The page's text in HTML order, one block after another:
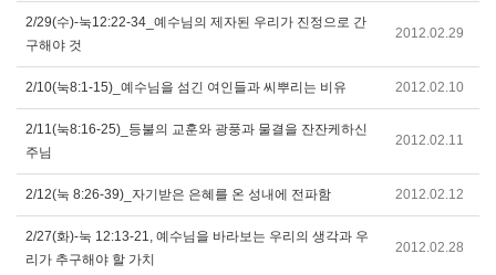
2/29(수)-눅12:22-34_예수님의 제자된 우리가 진정으로 간
구해야 것
2012.02.29
2/10(눅8:1-15)_예수님을 섬긴 여인들과 씨뿌리는 비유 2012.02.10
2/11(눅8:16-25)_등불의 교훈와 광풍과 물결을 잔잔케하신
주님
2012.02.11
2/12(눅 8:26-39)_자기받은 은혜를 온 성내에 전파함 2012.02.12
2/27(화)-눅 12:13-21, 예수님을 바라보는 우리의 생각과 우
리가 추구해야 할 가치
2012.02.28